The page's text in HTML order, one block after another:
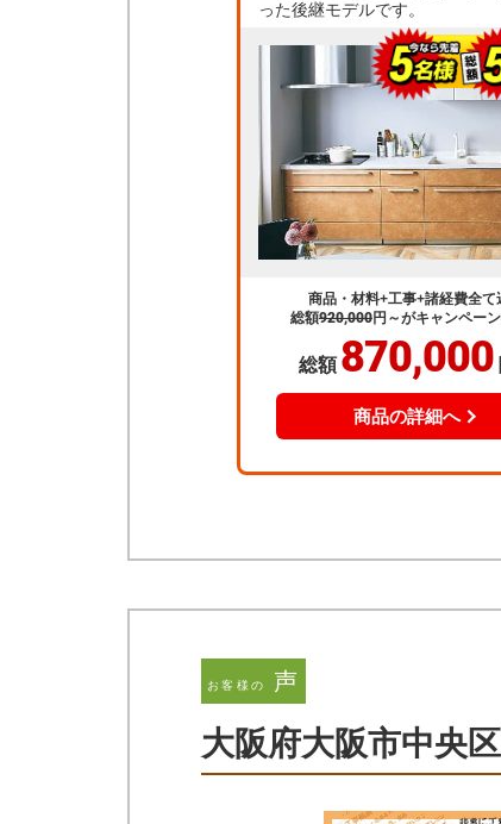
った後継モデルです。
商品・材料+工事+諸経費全て
総額920,000円～がキャンペー
総額 870,000
商品の詳細へ
お客様の 声
大阪府大阪市中央